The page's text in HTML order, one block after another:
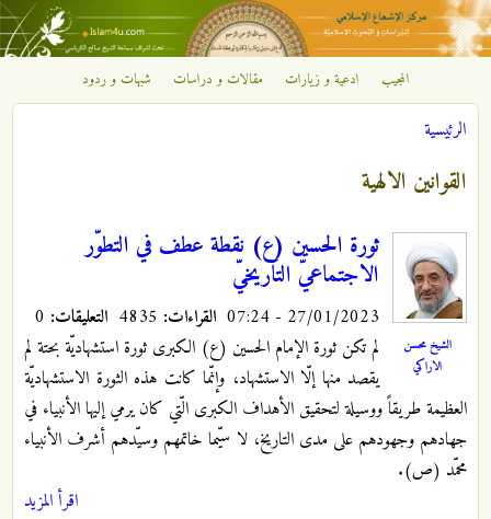
تجاوز إلى المحتوى الرئيسي
مركز
الإشعاع
الإسلامي
المجيب ادعية و زيارات مقالات و دراسات شبهات و ردود
أنت هنا
الرئيسية
القوانين الالهية
الشيخ محسن
الاراكي
ثورة الحسين (ع) نقطة عطف في التطوّر
الاجتماعيّ التاريخيّ‌
27/01/2023 - 07:24 القراءات: التعليقات:
لم تكن ثورة الإمام الحسين (ع) الكبرى ثورة استشهاديّة بحتة لم
يقصد منها إلّا الاستشهاد، وإنّما كانت هذه الثورة الاستشهاديّة
العظيمة طريقاً ووسيلة لتحقيق الأهداف الكبرى الّتي كان يرمي إليها الأنبياء في
جهادهم وجهودهم على مدى التاريخ، لا سيّما خاتمهم وسيّدهم أشرف الأنبياء
محمّد (ص).
اقرأ المزيد